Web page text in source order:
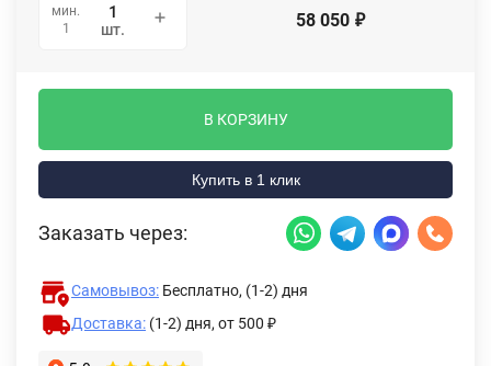
мин.
1
шт. 58 050 ₽
В КОРЗИНУ
Купить в 1 клик
Заказать через:
Самовывоз: Бесплатно, (1-2) дня
Доставка: (1-2) дня, от 500 ₽